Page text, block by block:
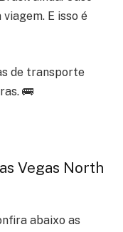
E isso é
de transporte
🚌
Vegas North
abaixo as